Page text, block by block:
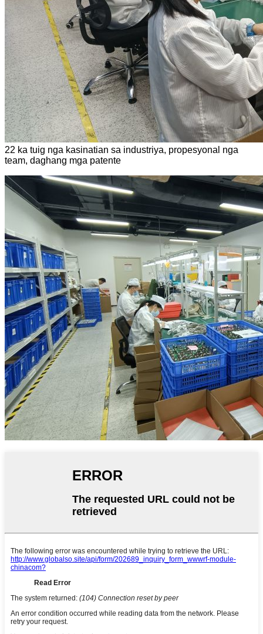
22 ka tuig nga kasinatian sa industriya, propesyonal nga
team, daghang mga patente